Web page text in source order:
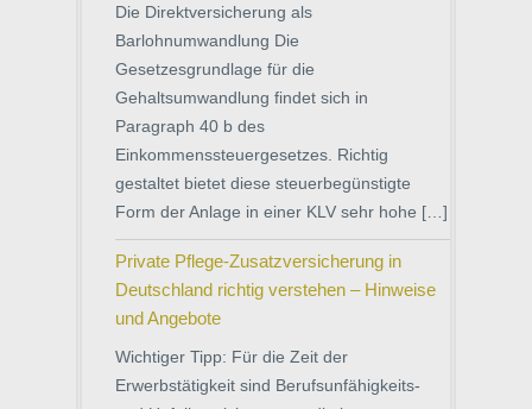
Die Direktversicherung als
Barlohnumwandlung Die
Gesetzesgrundlage für die
Gehaltsumwandlung findet sich in
Paragraph 40 b des
Einkommenssteuergesetzes. Richtig
gestaltet bietet diese steuerbegünstigte
Form der Anlage in einer KLV sehr hohe […]
Private Pflege-Zusatzversicherung in
Deutschland richtig verstehen – Hinweise
und Angebote
Wichtiger Tipp: Für die Zeit der
Erwerbstätigkeit sind Berufsunfähigkeits-